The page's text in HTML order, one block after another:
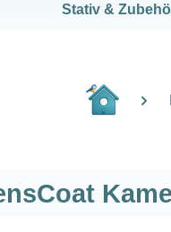
Stativ &